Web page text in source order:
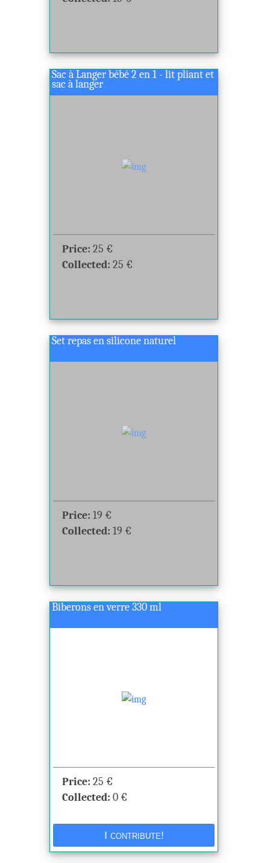
Sac à Langer bébé 2 en 1 - lit pliant et
sac à langer
Price: 25 €
Collected: 25 €
Set repas en silicone naturel
Price: 19 €
Collected: 19 €
Biberons en verre 330 ml
Price: 25 €
Collected: 0 €